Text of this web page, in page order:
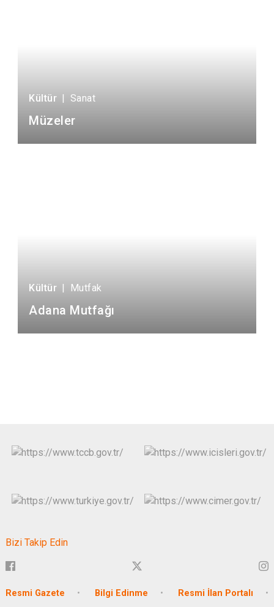
Kültür | Sanat
Müzeler
Kültür | Mutfak
Adana Mutfağı
Bizi Takip Edin
Resmi Gazete Bilgi Edinme Resmi İlan Portalı